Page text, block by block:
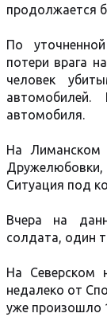
продолжается
По
потери врага
человек
автомобиля.
На Лиманском
Дружелюбовки,
Ситуация под
Вчера на
солдата, один
На Северском
недалеко от
уже произошло